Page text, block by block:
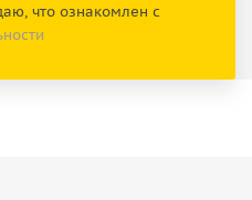
что ознакомлен с